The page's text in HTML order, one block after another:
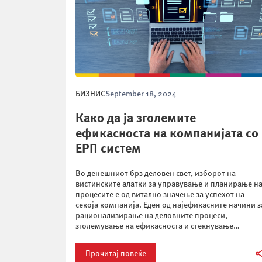
БИЗНИСSeptember 18, 2024
Како да ја зголемите
ефикасноста на компанијата со
ЕРП систем
Во денешниот брз деловен свет, изборот на
вистинските алатки за управување и планирање на
процесите е од витално значење за успехот на
секоја компанија. Еден од најефикасните начини
рационализирање на деловните процеси,
зголемување на ефикасноста и стекнување
централизирање на сите клучни деловни функции
Прочитај повеќе